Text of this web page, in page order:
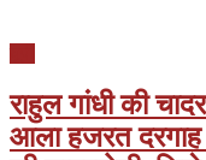
राहुल गांधी की
आला हजरत